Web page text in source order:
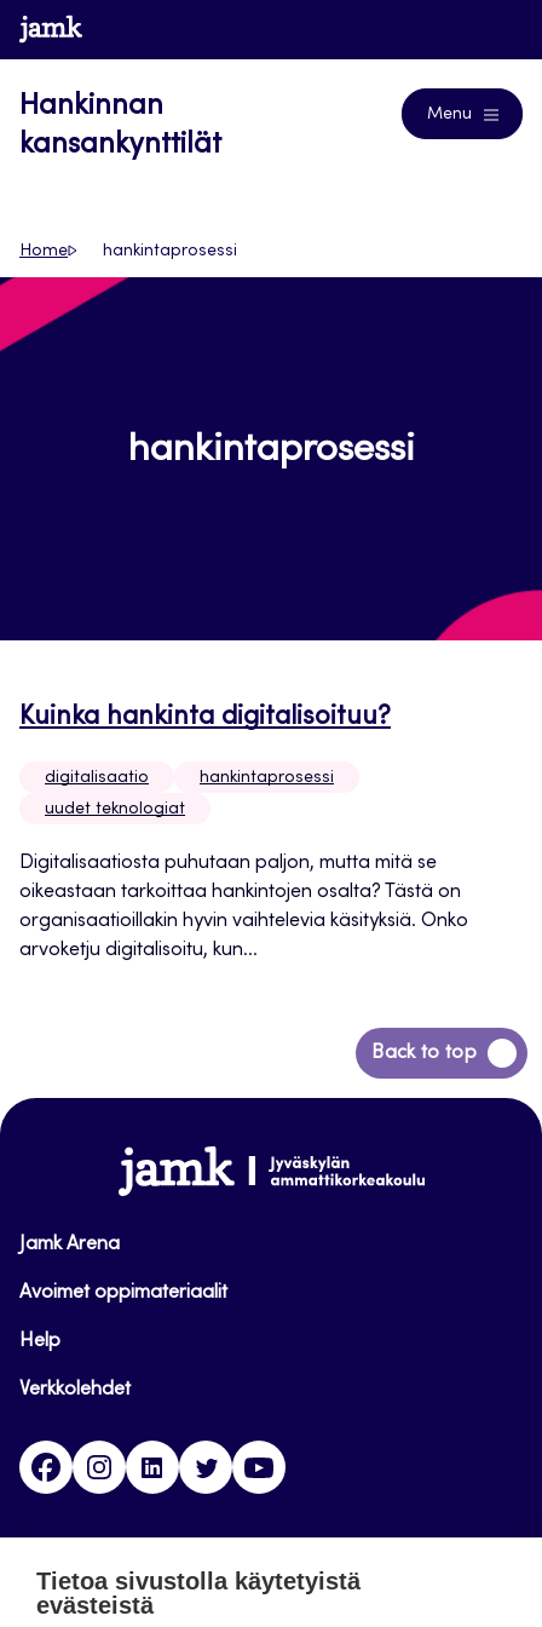
Siirry
suoraan
www.jamk.fi
Hankinnan
kansankynttilät
Menu
Home hankintaprosessi
hankintaprosessi
Kuinka hankinta digitalisoituu?
digitalisaatio
hankintaprosessi
uudet teknologiat
Digitalisaatiosta puhutaan paljon, mutta mitä se
oikeastaan tarkoittaa hankintojen osalta? Tästä on
organisaatioillakin hyvin vaihtelevia käsityksiä. Onko
arvoketju digitalisoitu, kun...
Back to top
Siirry
takaisin
www.jamk.fi
Jamk Arena
Avoimet oppimateriaalit
Help
Verkkolehdet
FacebookInstagramLinkedinTwitter
Tietoa sivustolla käytetyistä
evästeistä